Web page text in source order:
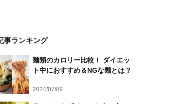
事ランキング
麺類のカロリー比較！ ダイエッ
ト中におすすめ＆NGな麺とは？
2024/07/09